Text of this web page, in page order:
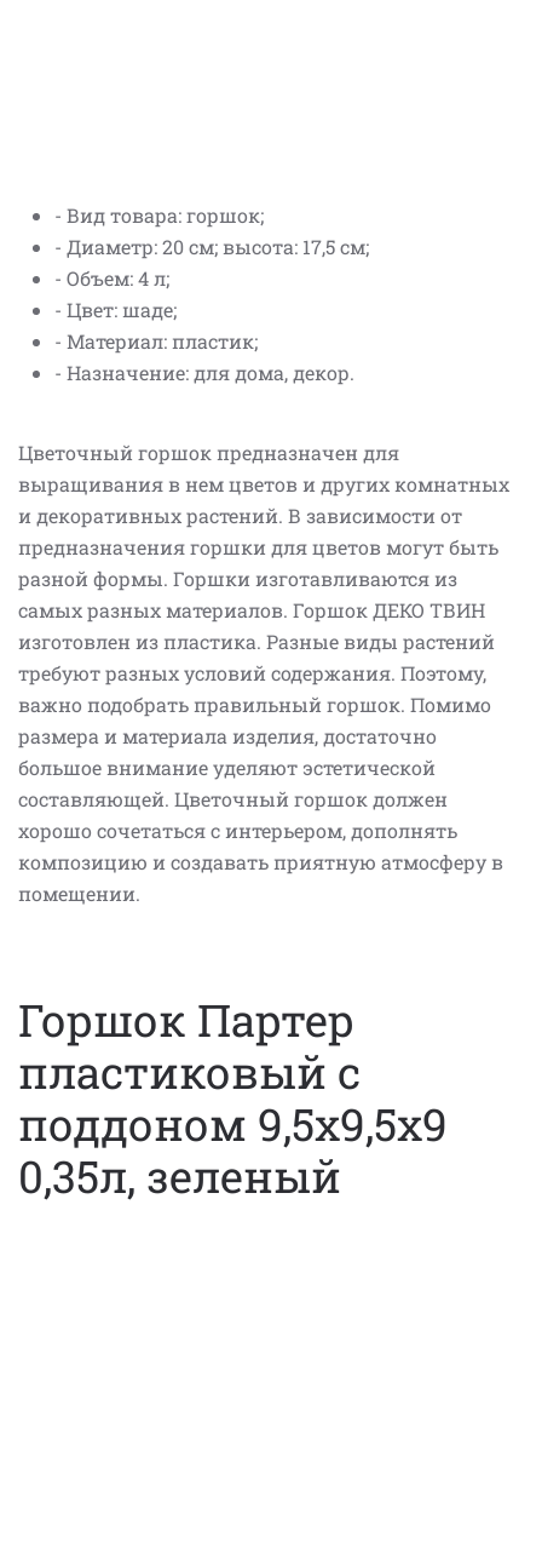
- Вид товара: горшок;
- Диаметр: 20 см; высота: 17,5 см;
- Объем: 4 л;
- Цвет: шаде;
- Материал: пластик;
- Назначение: для дома, декор.
Цветочный горшок предназначен для
выращивания в нем цветов и других комнатных
и декоративных растений. В зависимости от
предназначения горшки для цветов могут быть
разной формы. Горшки изготавливаются из
самых разных материалов. Горшок ДЕКО ТВИН
изготовлен из пластика. Разные виды растений
требуют разных условий содержания. Поэтому,
важно подобрать правильный горшок. Помимо
размера и материала изделия, достаточно
большое внимание уделяют эстетической
составляющей. Цветочный горшок должен
хорошо сочетаться с интерьером, дополнять
композицию и создавать приятную атмосферу в
помещении.
Горшок Партер
пластиковый с
поддоном 9,5х9,5х9
0,35л, зеленый